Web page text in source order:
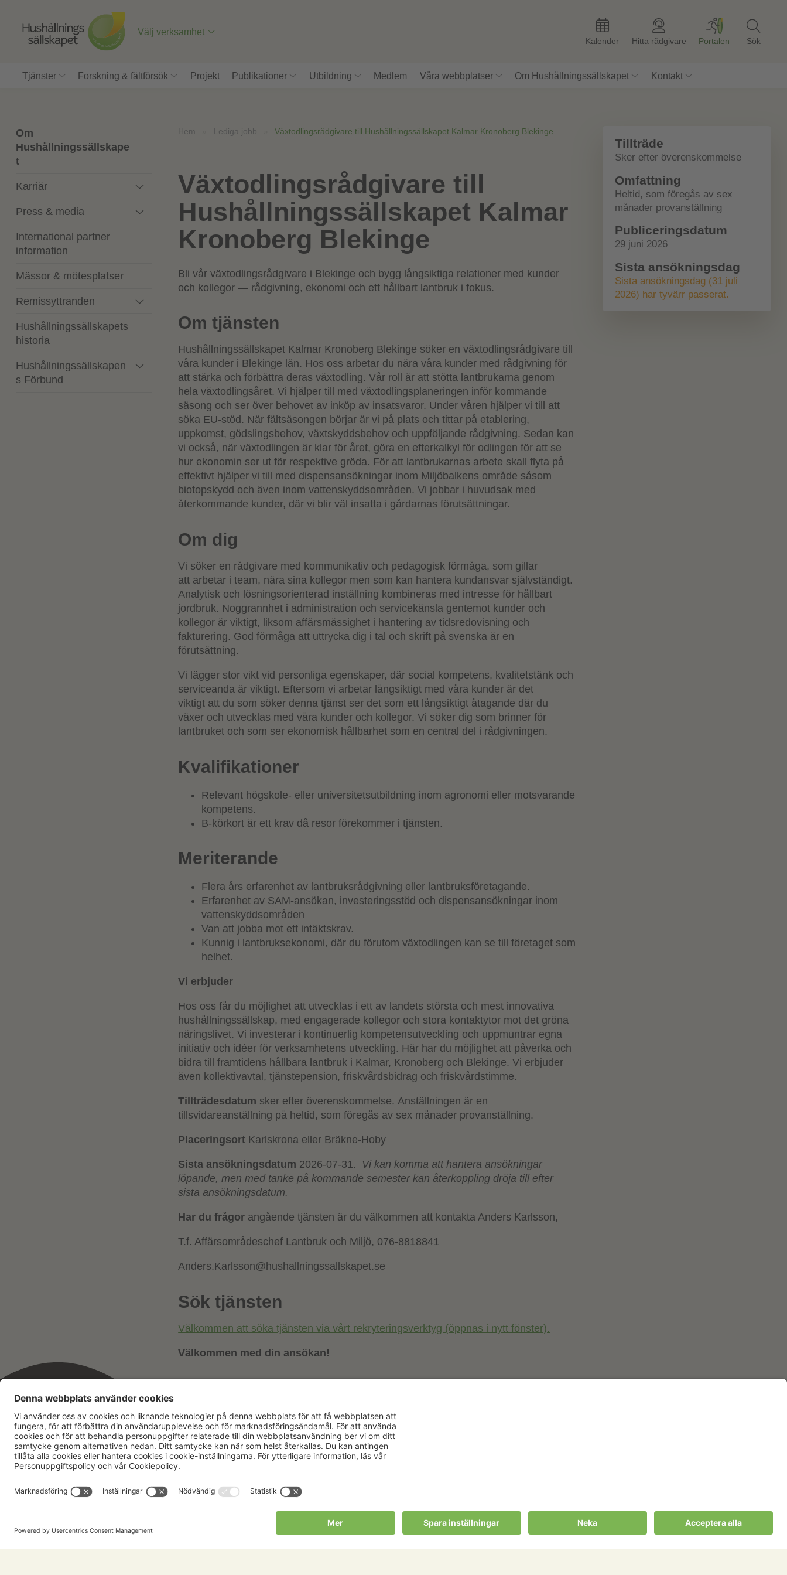
Välj verksamhet
Kalender Hitta rådgivare Portalen Sök
Tjänster Forskning & fältförsök Projekt Publikationer Utbildning Medlem Våra webbplatser Om Hushållningssällskapet Kontakt
Om
Hushållningssällskape
t
Karriär
Press & media
International partner
information
Mässor & mötesplatser
Remissyttranden
Hushållningssällskapets
historia
Hushållningssällskapen
s Förbund
Hem Lediga jobb Växtodlingsrådgivare till Hushållningssällskapet Kalmar Kronoberg Blekinge
Växtodlingsrådgivare till
Hushållningssällskapet Kalmar
Kronoberg Blekinge
Bli vår växtodlingsrådgivare i Blekinge och bygg långsiktiga relationer med kunder
och kollegor — rådgivning, ekonomi och ett hållbart lantbruk i fokus.
Om tjänsten
Hushållningssällskapet Kalmar Kronoberg Blekinge söker en växtodlingsrådgivare till
våra kunder i Blekinge län. Hos oss arbetar du nära våra kunder med rådgivning för
att stärka och förbättra deras växtodling. Vår roll är att stötta lantbrukarna genom
hela växtodlingsåret. Vi hjälper till med växtodlingsplaneringen inför kommande
säsong och ser över behovet av inköp av insatsvaror. Under våren hjälper vi till att
söka EU-stöd. När fältsäsongen börjar är vi på plats och tittar på etablering,
uppkomst, gödslingsbehov, växtskyddsbehov och uppföljande rådgivning. Sedan kan
vi också, när växtodlingen är klar för året, göra en efterkalkyl för odlingen för att se
hur ekonomin ser ut för respektive gröda. För att lantbrukarnas arbete skall flyta på
effektivt hjälper vi till med dispensansökningar inom Miljöbalkens område såsom
biotopskydd och även inom vattenskyddsområden. Vi jobbar i huvudsak med
återkommande kunder, där vi blir väl insatta i gårdarnas förutsättningar.
Om dig
Vi söker en rådgivare med kommunikativ och pedagogisk förmåga, som gillar
att arbetar i team, nära sina kollegor men som kan hantera kundansvar självständigt.
Analytisk och lösningsorienterad inställning kombineras med intresse för hållbart
jordbruk. Noggrannhet i administration och servicekänsla gentemot kunder och
kollegor är viktigt, liksom affärsmässighet i hantering av tidsredovisning och
fakturering. God förmåga att uttrycka dig i tal och skrift på svenska är en
förutsättning.
Vi lägger stor vikt vid personliga egenskaper, där social kompetens, kvalitetstänk och
serviceanda är viktigt. Eftersom vi arbetar långsiktigt med våra kunder är det
viktigt att du som söker denna tjänst ser det som ett långsiktigt åtagande där du
växer och utvecklas med våra kunder och kollegor. Vi söker dig som brinner för
lantbruket och som ser ekonomisk hållbarhet som en central del i rådgivningen.
Kvalifikationer
Relevant högskole- eller universitetsutbildning inom agronomi eller motsvarande
kompetens.
B-körkort är ett krav då resor förekommer i tjänsten.
Meriterande
Flera års erfarenhet av lantbruksrådgivning eller lantbruksföretagande.
Erfarenhet av SAM-ansökan, investeringsstöd och dispensansökningar inom
vattenskyddsområden
Van att jobba mot ett intäktskrav.
Kunnig i lantbruksekonomi, där du förutom växtodlingen kan se till företaget som
helhet.
Vi erbjuder
Hos oss får du möjlighet att utvecklas i ett av landets största och mest innovativa
hushållningssällskap, med engagerade kollegor och stora kontaktytor mot det gröna
näringslivet. Vi investerar i kontinuerlig kompetensutveckling och uppmuntrar egna
initiativ och idéer för verksamhetens utveckling. Här har du möjlighet att påverka och
bidra till framtidens hållbara lantbruk i Kalmar, Kronoberg och Blekinge. Vi erbjuder
även kollektivavtal, tjänstepension, friskvårdsbidrag och friskvårdstimme.
Tillträdesdatum sker efter överenskommelse. Anställningen är en
tillsvidareanställning på heltid, som föregås av sex månader provanställning.
Placeringsort Karlskrona eller Bräkne-Hoby
Sista ansökningsdatum 2026-07-31. Vi kan komma att hantera ansökningar
löpande, men med tanke på kommande semester kan återkoppling dröja till efter
sista ansökningsdatum.
Har du frågor angående tjänsten är du välkommen att kontakta Anders Karlsson,
T.f. Affärsområdeschef Lantbruk och Miljö, 076-8818841
Anders.Karlsson@hushallningssallskapet.se
Sök tjänsten
Välkommen att söka tjänsten via vårt rekryteringsverktyg (öppnas i nytt fönster).
Välkommen med din ansökan!
Tillträde
Sker efter överenskommelse
Omfattning
Heltid, som föregås av sex
månader provanställning
Publiceringsdatum
29 juni 2026
Sista ansökningsdag
Sista ansökningsdag (31 juli
2026) har tyvärr passerat.
Kalender
Publikationer
Hushållningssällskapens
Förbund
Allmänna villkor